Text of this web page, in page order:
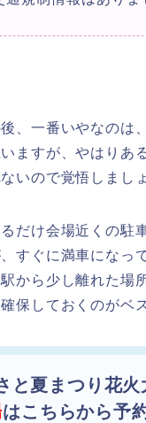
、一番いやなのは
ますが、やはりあ
いので覚悟しましょ
だけ会場近くの駐
すぐに満車になっ
から少し離れた場
保しておくのがベ
と夏まつり花火
はこちらから予